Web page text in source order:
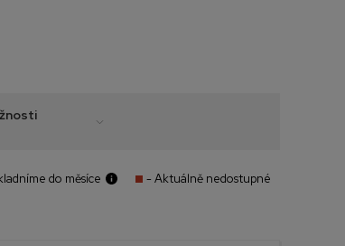
do měsíce - Aktuálně nedostupné